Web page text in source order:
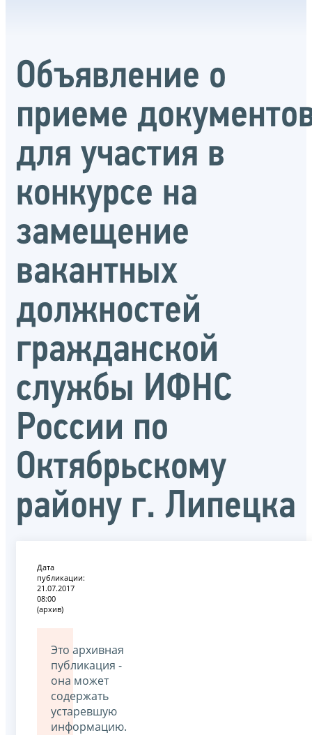
Объявление о
приеме
для участия в
конкурсе на
замещение
вакантных
должностей
гражданской
службы ИФНС
России по
Октябрьскому
району г. Липецка
Дата
публикации:
21.07.2017
08:00
(архив)
Это архивная
публикация -
она может
содержать
устаревшую
информацию.